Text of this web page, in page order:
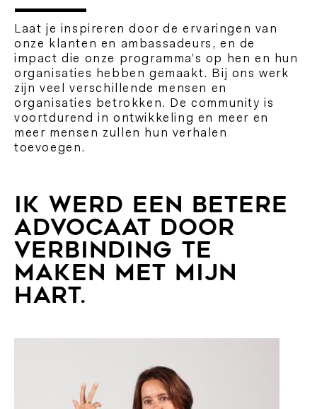
Laat je inspireren door de ervaringen van
onze klanten en ambassadeurs, en de
impact die onze programma’s op hen en hun
organisaties hebben gemaakt. Bij ons werk
zijn veel verschillende mensen en
organisaties betrokken. De community is
voortdurend in ontwikkeling en meer en
meer mensen zullen hun verhalen
toevoegen.
IK WERD EEN BETERE
ADVOCAAT DOOR
VERBINDING TE
MAKEN MET MIJN
HART.